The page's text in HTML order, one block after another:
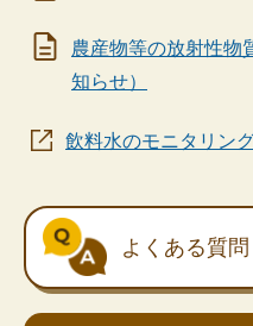
農産物等の放射性物
知らせ）
飲料水のモニタリン
よくある質問